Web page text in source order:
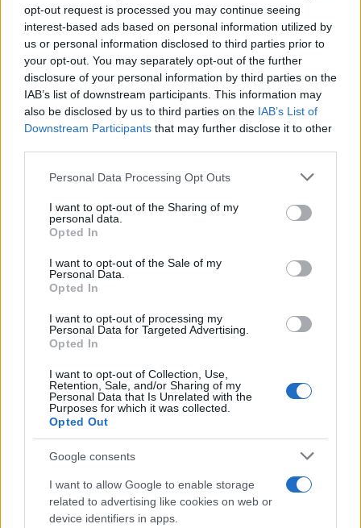
opt-out request is processed you may continue seeing
interest-based ads based on personal information utilized by
us or personal information disclosed to third parties prior to
your opt-out. You may separately opt-out of the further
disclosure of your personal information by third parties on the
IAB’s list of downstream participants. This information may
also be disclosed by us to third parties on the IAB’s List of
Downstream Participants that may further disclose it to other
Please note that this website/app uses one or more Google
not limited to your visit or usage behaviour. You may click to
grant or deny consent to Google and its third-party tags to
use your data for below specified purposes in below Google
consent section.
Personal Data Processing Opt Outs
I want to opt-out of the Sharing of my
personal data.
Opted In
I want to opt-out of the Sale of my
Personal Data.
Opted In
I want to opt-out of processing my
Personal Data for Targeted Advertising.
Opted In
I want to opt-out of Collection, Use,
Retention, Sale, and/or Sharing of my
Personal Data that Is Unrelated with the
Purposes for which it was collected.
Opted Out
Google consents
I want to allow Google to enable storage
related to advertising like cookies on web or
device identifiers in apps.
e Verbania
Andrea Innocenti · 4 Ago 2026
FIERE E EVENTI